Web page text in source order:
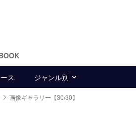
ス ジャンル別
画像ギャラリー【30/30】